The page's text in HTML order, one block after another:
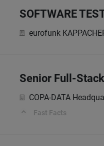
SOFTWARE
eurofunk
Senior Full-
COPA-DATA
Fast Facts